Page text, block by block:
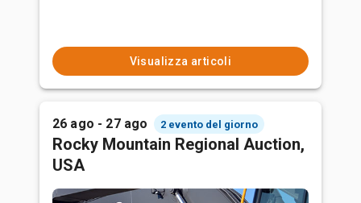
Visualizza articoli
26 ago - 27 ago 2 evento del giorno
Rocky Mountain Regional Auction,
USA